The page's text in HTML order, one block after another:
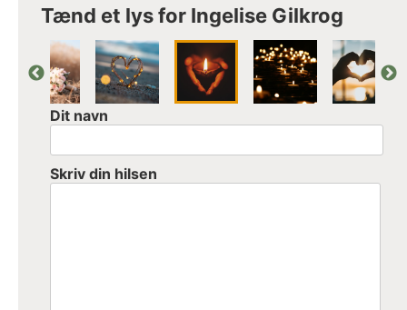
Tænd et lys for Ingelise Gilkrog
Dit navn
Skriv din hilsen